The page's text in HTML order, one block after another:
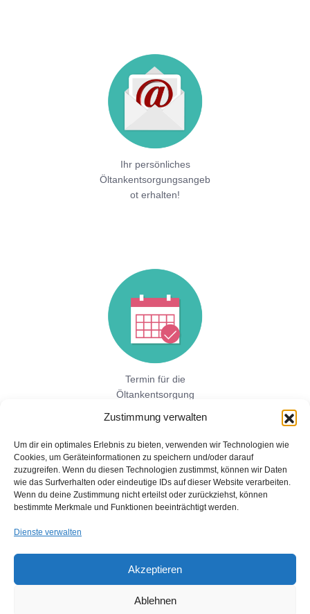
Zustimmung verwalten
Um dir ein optimales Erlebnis zu bieten, verwenden wir Technologien wie
Cookies, um Geräteinformationen zu speichern und/oder darauf
zuzugreifen. Wenn du diesen Technologien zustimmst, können wir Daten
wie das Surfverhalten oder eindeutige IDs auf dieser Website verarbeiten.
Wenn du deine Zustimmung nicht erteilst oder zurückziehst, können
bestimmte Merkmale und Funktionen beeinträchtigt werden.
Dienste verwalten
Akzeptieren
Ablehnen
Ihr persönliches
Öltankentsorgungsangeb
ot erhalten!
Termin für die
Öltankentsorgung
Jetzt hier direkt ein unverbindliches
Festpreisangebot einholen!